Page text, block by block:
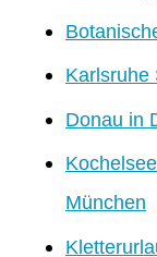
Karlsruhe
Donau in
München